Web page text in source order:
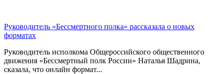
Руководитель «Бессмертного полка» рассказала о новых
форматах
Руководитель исполкома Общероссийского общественного
движения «Бессмертный полк России» Наталья Шадрина,
сказала, что онлайн формат...